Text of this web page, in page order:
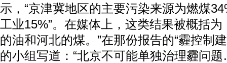
示，“京津冀地区的主要污染来源为燃煤
工业15%”。在媒体上，这类结果被概括为
的油和河北的煤。”在那份报告的“霾控制
的小组写道：“北京不可能单独治理霾问